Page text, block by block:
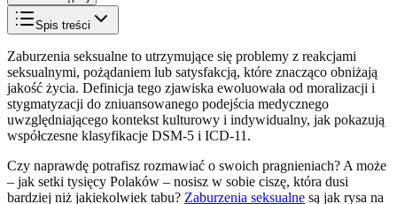
Spis treści
Zaburzenia seksualne to utrzymujące się problemy z reakcjami
seksualnymi, pożądaniem lub satysfakcją, które znacząco obniżają
jakość życia. Definicja tego zjawiska ewoluowała od moralizacji i
stygmatyzacji do zniuansowanego podejścia medycznego
uwzględniającego kontekst kulturowy i indywidualny, jak pokazują
współczesne klasyfikacje DSM-5 i ICD-11.
Czy naprawdę potrafisz rozmawiać o swoich pragnieniach? A może
– jak setki tysięcy Polaków – nosisz w sobie ciszę, która dusi
bardziej niż jakiekolwiek tabu? Zaburzenia seksualne są jak rysa na